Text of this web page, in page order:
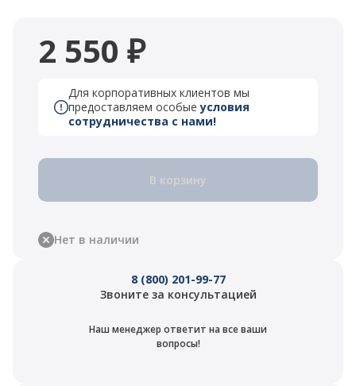
2 550 ₽
Для корпоративных клиентов мы
предоставляем особыеусловия
сотрудничества с нами!
В корзину
Нет в наличии
8 (800) 201-99-77
Звоните за консультацией
Наш менеджер ответит на все ваши
вопросы!